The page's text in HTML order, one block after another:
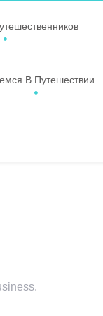
В Путешествии